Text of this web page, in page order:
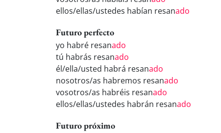
ellos/ellas/ustedes habían resanado
Futuro perfecto
yo habré resanado
tú habrás resanado
él/ella/usted habrá resanado
nosotros/as habremos resanado
vosotros/as habréis resanado
ellos/ellas/ustedes habrán resanado
Futuro próximo